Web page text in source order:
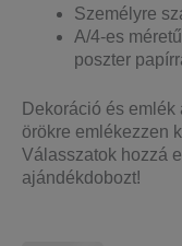
Személyre
A/4-es
poszter
Dekoráció és
örökre emlékezzen
Válasszatok hozzá
ajándékdobozt!